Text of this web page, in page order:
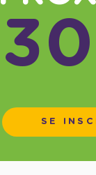
30
SE